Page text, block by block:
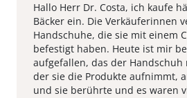
Hallo Herr Dr. Costa, ich kaufe
Bäcker ein. Die Verkäuferinnen
Handschuhe, die sie mit einem
befestigt haben. Heute ist mir
aufgefallen, das der
der sie die Produkte aufnimmt,
und sie berührte und es waren